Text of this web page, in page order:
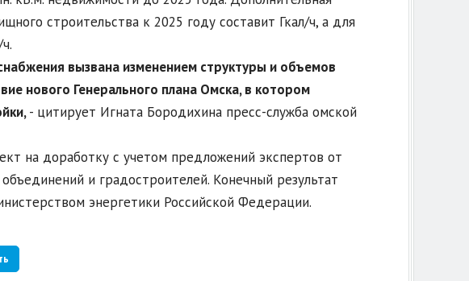
строительства к 2025 году составит Гкал/ч, а для
вызвана изменением структуры и объемов
нового Генерального плана Омска, в котором
- цитирует Игната Бородихина пресс-служба омской
на доработку с учетом предложений экспертов от
и градостроителей. Конечный результат
энергетики Российской Федерации.